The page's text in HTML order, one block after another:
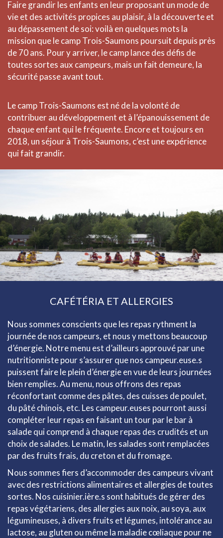
Faire grandir les enfants en leur proposant un mode de
vie et des activités propices au plaisir, à la découverte et
au dépassement de soi: voilà en quelques mots la
mission que le camp Trois-Saumons poursuit depuis près
de 70 ans. Pour y arriver, le camp lance des défis de
toutes sortes aux campeurs, mais un fait demeure, la
sécurité passe avant tout.
Le camp Trois-Saumons est né de la volonté de
contribuer au développement et à l’épanouissement de
chaque enfant qui le fréquente. Encore et toujours en
2018, un séjour à Trois-Saumons, c’est une expérience
qui fait grandir.
CAFÉTÉRIA ET ALLERGIES
Nous sommes conscients que les repas rythment la
journée de nos campeurs, et nous y mettons beaucoup
d’énergie. Notre menu est d’ailleurs approuvé par une
nutritionniste pour s’assurer que nos campeur.euse.s
puissent faire le plein d’énergie en vue de leurs journées
bien remplies. Au menu, nous offrons des repas
réconfortant comme des pâtes, des cuisses de poulet,
du pâté chinois, etc. Les campeur.euses pourront aussi
compléter leur repas en faisant un tour par le bar à
salade qui comprend à chaque repas des crudités et un
choix de salades. Le matin, les salades sont remplacées
par des fruits frais, du creton et du fromage.
Nous sommes fiers d’accommoder des campeurs vivant
avec des restrictions alimentaires et allergies de toutes
sortes. Nos cuisinier.ière.s sont habitués de gérer des
repas végétariens, des allergies aux noix, au soya, aux
légumineuses, à divers fruits et légumes, intolérance au
lactose, au gluten ou même la maladie cœliaque pour ne